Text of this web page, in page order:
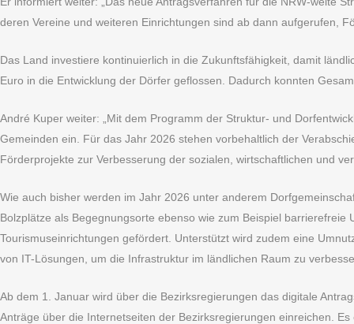
deren Vereine und weiteren Einrichtungen sind ab dann aufgerufen,
Das Land investiere kontinuierlich in die Zukunftsfähigkeit, damit
Euro in die Entwicklung der Dörfer geflossen. Dadurch konnten
André Kuper weiter: „Mit dem Programm der Struktur- und
Gemeinden ein. Für das Jahr 2026 stehen vorbehaltlich der
Förderprojekte zur Verbesserung der sozialen, wirtschaftlichen und
Wie auch bisher werden im Jahr 2026 unter anderem
Bolzplätze als Begegnungsorte ebenso wie zum Beispiel
Tourismuseinrichtungen gefördert. Unterstützt wird zudem eine
von IT-Lösungen, um die Infrastruktur im ländlichen Raum zu
Ab dem 1. Januar wird über die Bezirksregierungen das digitale
Anträge über die Internetseiten der Bezirksregierungen einreichen.